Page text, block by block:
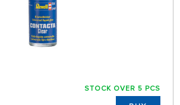
STOCK OVER 5 PCS